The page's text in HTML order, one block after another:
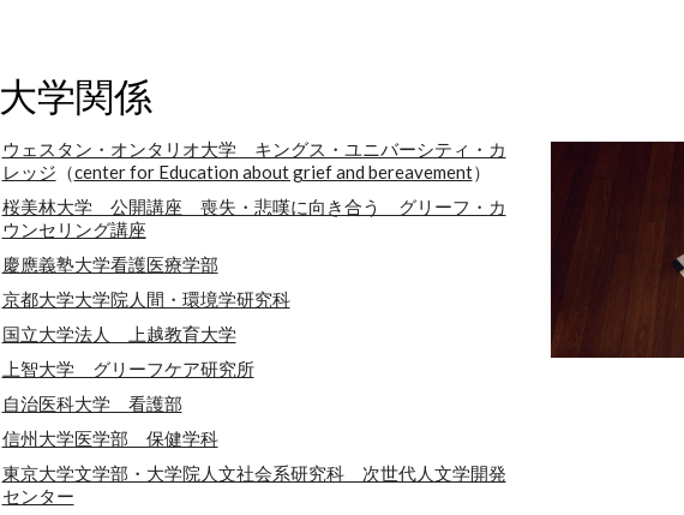
大学関係
ウェスタン・オンタリオ大学 キングス・ユニバーシティ・カ
レッジ （center for Education about grief and bereavement）
桜美林大学 公開講座 喪失・悲嘆に向き合う グリーフ・カ
ウンセリング講座
慶應義塾大学看護医療学部
京都大学大学院人間・環境学研究科
国立大学法人 上越教育大学
上智大学 グリーフケア研究所
自治医科大学 看護部
信州大学医学部 保健学科
東京大学文学部・大学院人文社会系研究科 次世代人文学開発
センター